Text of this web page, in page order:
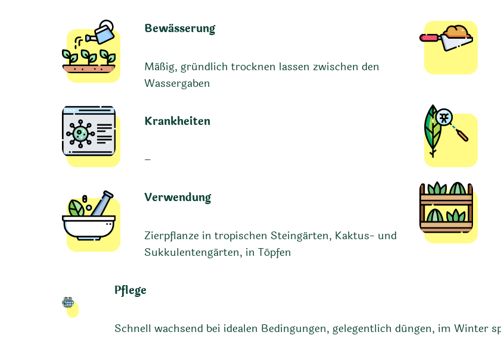
Bewässerung
Mäßig, gründlich trocknen lassen zwischen den
Wassergaben
Krankheiten
–
Verwendung
Zierpflanze in tropischen Steingärten, Kaktus- und
Sukkulentengärten, in Töpfen
Pflege
Schnell wachsend bei idealen Bedingungen, gelegentlich düngen, im Winter